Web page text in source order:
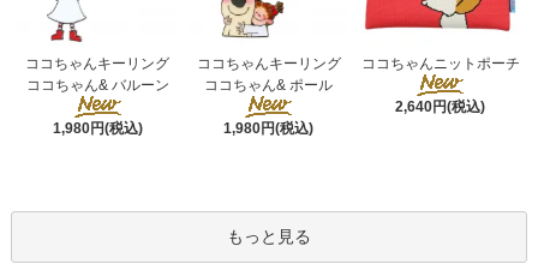
ココちゃんキーリング
ココちゃん& バルーン
1,980円(税込)
ココちゃんキーリング
ココちゃん& ポール
1,980円(税込)
ココちゃんニットポーチ
2,640円(税込)
もっと見る